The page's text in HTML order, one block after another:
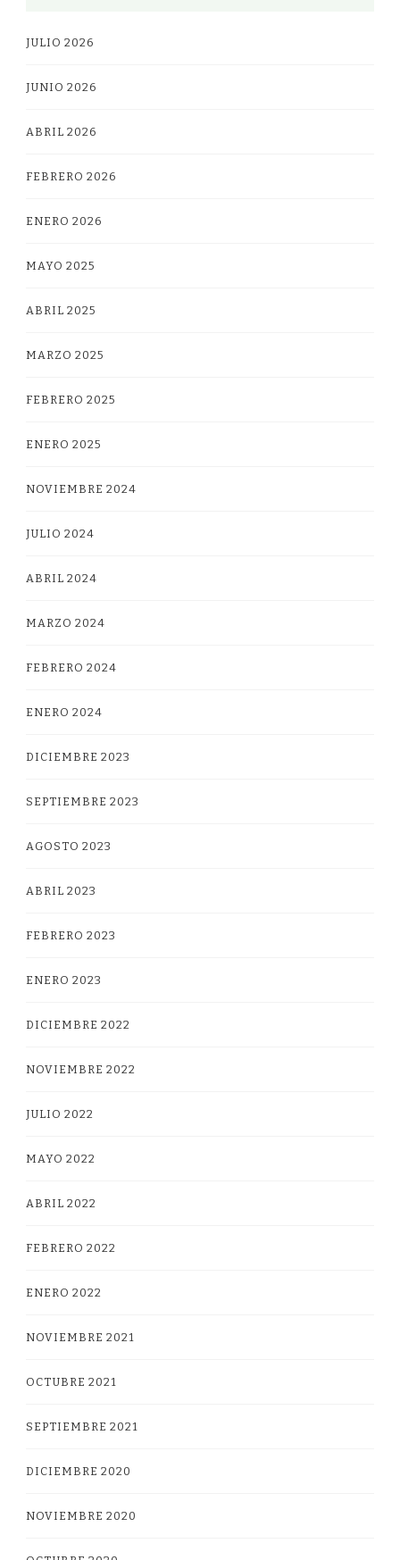
JULIO 2026
JUNIO 2026
ABRIL 2026
FEBRERO 2026
ENERO 2026
MAYO 2025
ABRIL 2025
MARZO 2025
FEBRERO 2025
ENERO 2025
NOVIEMBRE 2024
JULIO 2024
ABRIL 2024
MARZO 2024
FEBRERO 2024
ENERO 2024
DICIEMBRE 2023
SEPTIEMBRE 2023
AGOSTO 2023
ABRIL 2023
FEBRERO 2023
ENERO 2023
DICIEMBRE 2022
NOVIEMBRE 2022
JULIO 2022
MAYO 2022
ABRIL 2022
FEBRERO 2022
ENERO 2022
NOVIEMBRE 2021
OCTUBRE 2021
SEPTIEMBRE 2021
DICIEMBRE 2020
NOVIEMBRE 2020